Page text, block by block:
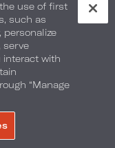
use of first
such as
personalize
serve
interact with
“Manage